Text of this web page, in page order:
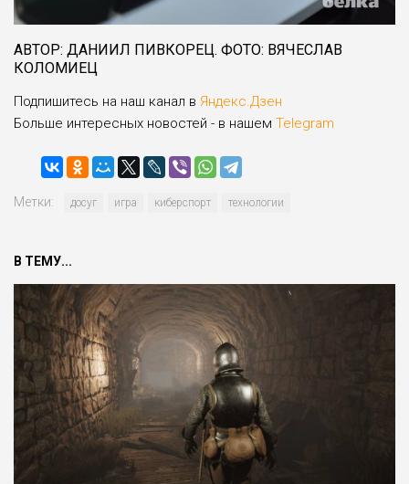
АВТОР: ДАНИИЛ ПИВКОРЕЦ. ФОТО: ВЯЧЕСЛАВ
КОЛОМИЕЦ
Подпишитесь на наш канал в Яндекс.Дзен
Больше интересных новостей - в нашем Telegram
Метки: досуг игра киберспорт технологии
В ТЕМУ...